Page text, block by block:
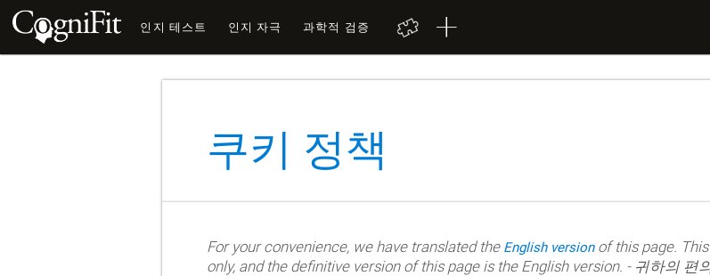
인지 테스트 인지 자극 과학적 검증
쿠키 정책
For your convenience, we have translated the English versionof this page.
only, and the definitive version of this page is the English version. - 귀하의 편